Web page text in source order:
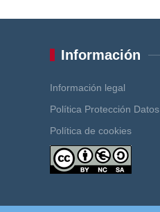
Información
Información legal
Política Protección Datos
Política de cookies